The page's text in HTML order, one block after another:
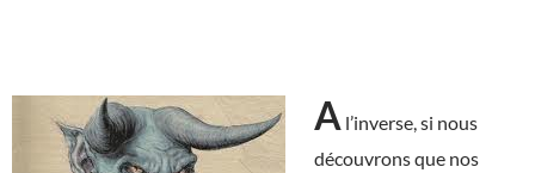
A l’inverse, si nous
découvrons que nos